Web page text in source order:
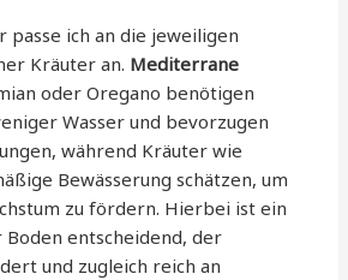
passe ich an die jeweiligen
Kräuter an. Mediterrane
oder Oregano benötigen
Wasser und bevorzugen
während Kräuter wie
Bewässerung schätzen, um
zu fördern. Hierbei ist ein
Boden entscheidend, der
und zugleich reich an